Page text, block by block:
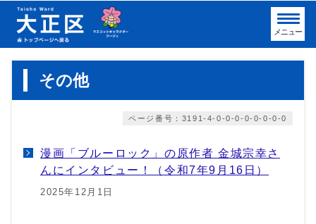
メニュー
その他
ページ番号：3191-4-0-0-0-0-0-0-0-0
漫画「ブルーロック」の原作者 金城宗幸さ
んにインタビュー！（令和7年9月16日）
2025年12月1日